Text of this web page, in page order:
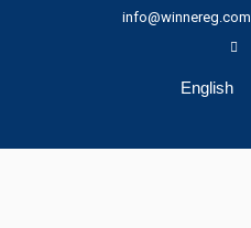
info@winnereg.com
English